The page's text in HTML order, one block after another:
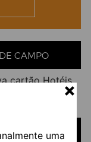
uma
CAMPO
cartão Hotéis